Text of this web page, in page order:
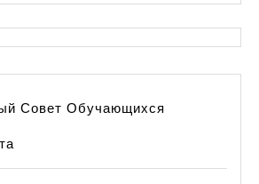
Совет Обучающихся